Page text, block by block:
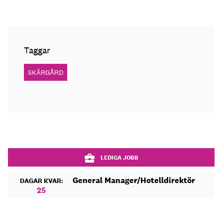
Taggar
SKÄRGÅRD
LEDIGA JOBB
DAGAR KVAR:
25
General Manager/Hotelldirektör